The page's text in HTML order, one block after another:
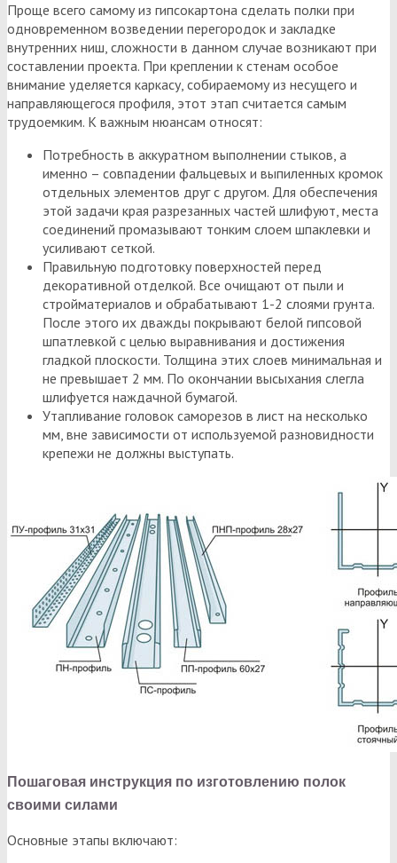
Проще всего самому из гипсокартона сделать полки при
одновременном возведении перегородок и закладке
внутренних ниш, сложности в данном случае возникают при
составлении проекта. При креплении к стенам особое
внимание уделяется каркасу, собираемому из несущего и
направляющегося профиля, этот этап считается самым
трудоемким. К важным нюансам относят:
Потребность в аккуратном выполнении стыков, а
именно – совпадении фальцевых и выпиленных кромок
отдельных элементов друг с другом. Для обеспечения
этой задачи края разрезанных частей шлифуют, места
соединений промазывают тонким слоем шпаклевки и
усиливают сеткой.
Правильную подготовку поверхностей перед
декоративной отделкой. Все очищают от пыли и
стройматериалов и обрабатывают 1-2 слоями грунта.
После этого их дважды покрывают белой гипсовой
шпатлевкой с целью выравнивания и достижения
гладкой плоскости. Толщина этих слоев минимальная и
не превышает 2 мм. По окончании высыхания слегла
шлифуется наждачной бумагой.
Утапливание головок саморезов в лист на несколько
мм, вне зависимости от используемой разновидности
крепежи не должны выступать.
Пошаговая инструкция по изготовлению полок
своими силами
Основные этапы включают: